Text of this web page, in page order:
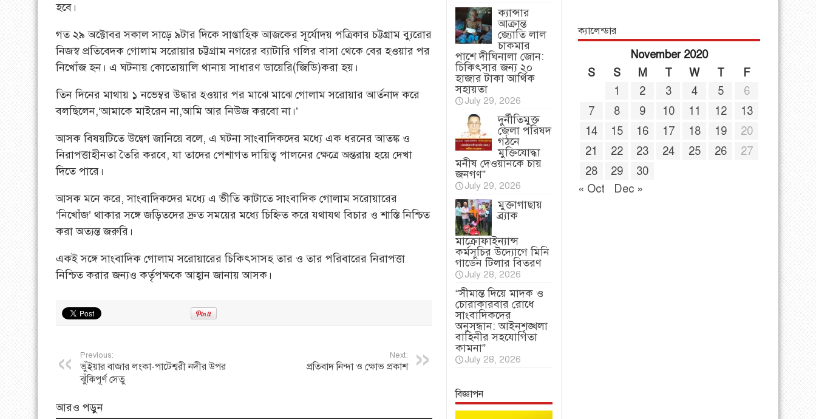
হবে।
গত ২৯ অক্টোবর সকাল সাড়ে ৯টার দিকে সাপ্তাহিক আজকের সূর্যোদয় পত্রিকার চট্টগ্রাম ব্যুরোর
নিজস্ব প্রতিবেদক গোলাম সরোয়ার চট্টগ্রাম নগরের ব্যাটারি গলির বাসা থেকে বের হওয়ার পর
নিখোঁজ হন। এ ঘটনায় কোতোয়ালি থানায় সাধারণ ডায়েরি(জিডি)করা হয়।
তিন দিনের মাথায় ১ নভেম্বর উদ্ধার হওয়ার পর মাঝে মাঝে গোলাম সরোয়ার আর্তনাদ করে
বলছিলেন,‘আমাকে মাইরেন না,আমি আর নিউজ করবো না।’
আসক বিষয়টিতে উদ্বেগ জানিয়ে বলে, এ ঘটনা সাংবাদিকদের মধ্যে এক ধরনের আতঙ্ক ও
নিরাপত্তাহীনতা তৈরি করবে, যা তাদের পেশাগত দায়িত্ব পালনের ক্ষেত্রে অন্তরায় হয়ে দেখা
দিতে পারে।
আসক মনে করে, সাংবাদিকদের মধ্যে এ ভীতি কাটাতে সাংবাদিক গোলাম সরোয়ারের
‘নিখোঁজ’ থাকার সঙ্গে জড়িতদের দ্রুত সময়ের মধ্যে চিহ্নিত করে যথাযথ বিচার ও শাস্তি নিশ্চিত
করা অত্যন্ত জরুরি।
একই সঙ্গে সাংবাদিক গোলাম সরোয়ারের চিকিৎসাসহ তার ও তার পরিবারের নিরাপত্তা
নিশ্চিত করার জন্যও কর্তৃপক্ষকে আহ্বান জানায় আসক।
Previous:
ভুঁইয়ার বাজার লংকা-পাটেশ্বরী নদীর উপর
ঝুঁকিপূর্ণ সেতু
Next:
প্রতিবাদ নিন্দা ও ক্ষোভ প্রকাশ
আরও পড়ুন
ক্যান্সার
আক্রান্ত
জ্যোতি লাল
চাকমার
পাশে দীঘিনালা জোন:
চিকিৎসার জন্য ২০
হাজার টাকা আর্থিক
সহায়তা
July 29, 2026
দুর্নীতিমুক্ত
জেলা পরিষদ
গঠনে
মুক্তিযোদ্ধা
মনীষ দেওয়ানকে চায়
জনগণ”
July 29, 2026
মুক্তাগাছায়
ব্র্যাক
মাক্রোফাইন্যান্স
কর্মসূচির উদ্যোগে মিনি
গার্ডেন টিলার বিতরণ
July 28, 2026
“সীমান্ত দিয়ে মাদক ও
চোরাকারবার রোধে
সাংবাদিকদের
অনুসন্ধান: আইনশৃঙ্খলা
বাহিনীর সহযোগিতা
কামনা”
July 28, 2026
বিজ্ঞাপন
ক্যালেন্ডার
November 2020
S
S M T W T
F
1
2 3 4 5
6
7
8 9 10 11 12
13
14
15 16 17 18 19
20
21
22 23 24 25 26
27
28
29
30
« Oct
Dec »